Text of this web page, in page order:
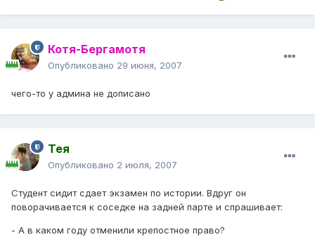
Котя-Бергамотя
Опубликовано 29 июня, 2007
чего-то у админа не дописано
Тея
Опубликовано 2 июля, 2007
Студент сидит сдает экзамен по истории. Вдруг он
поворачивается к соседке на задней парте и спрашивает:
- А в каком году отменили крепостное право?